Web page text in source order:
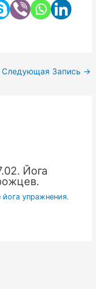
Следующая Запись →
Йога
упражнения.